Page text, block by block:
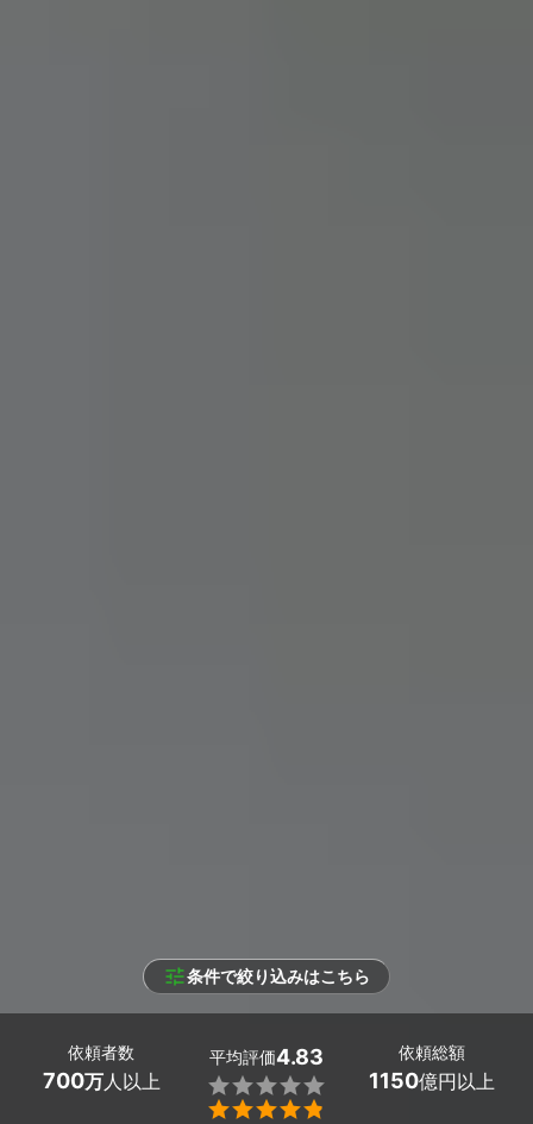
条件で絞り込みはこちら
依頼者数
700万人以上
平均評価4.83


依頼総額
1150億円以上